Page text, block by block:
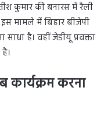
कुमार की बनारस में रैली
मामले में बिहार बीजेपी
साधा है। वहीं जेडीयू प्रवक्ता
कार्यक्रम करना